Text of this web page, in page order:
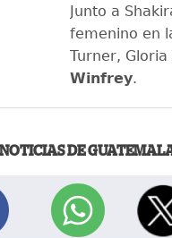
Junto a
femenino en
Turner,
Winfrey.
DE